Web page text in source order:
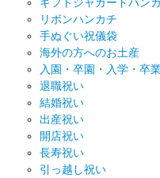
リボンハンカチ
手ぬぐい祝儀袋
海外の方へのお土産
入園・卒園・入学・卒
退職祝い
結婚祝い
出産祝い
開店祝い
長寿祝い
引っ越し祝い